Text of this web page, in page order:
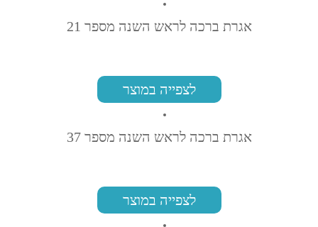
אגרת ברכה לראש השנה מספר 21
לצפייה במוצר
אגרת ברכה לראש השנה מספר 37
לצפייה במוצר